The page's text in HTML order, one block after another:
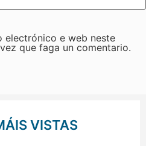
electrónico e web neste
que faga un comentario.
VISTAS